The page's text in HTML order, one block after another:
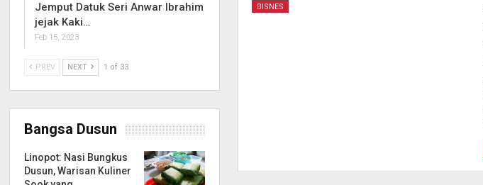
BISNES
Jemput Datuk Seri Anwar Ibrahim
jejak Kaki…
Feb 15, 2023
PREV NEXT 1 of 33
Bangsa Dusun
Linopot: Nasi Bungkus
Dusun, Warisan Kuliner